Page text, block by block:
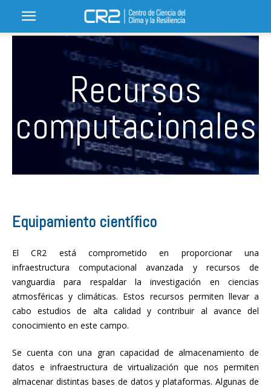
Recursos
computacionales
Equipamiento científico
El CR2 está comprometido en proporcionar una
infraestructura computacional avanzada y recursos de
vanguardia para respaldar la investigación en ciencias
atmosféricas y climáticas. Estos recursos permiten llevar a
cabo estudios de alta calidad y contribuir al avance del
conocimiento en este campo.
Se cuenta con una gran capacidad de almacenamiento de
datos e infraestructura de virtualización que nos permiten
almacenar distintas bases de datos y plataformas. Algunas de